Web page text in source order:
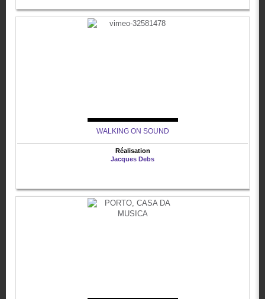
WALKING ON SOUND
Réalisation
Jacques Debs